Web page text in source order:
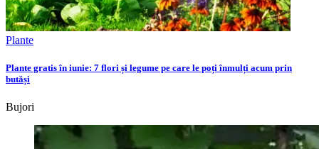
Plante
Plante gratis în iunie: 7 flori și legume pe care le poți înmulți acum prin
butăși
Bujori